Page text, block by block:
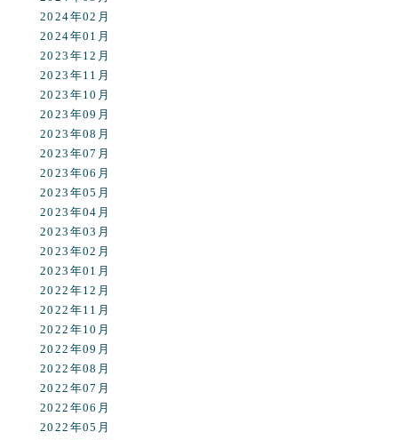
2024年02月
2024年01月
2023年12月
2023年11月
2023年10月
2023年09月
2023年08月
2023年07月
2023年06月
2023年05月
2023年04月
2023年03月
2023年02月
2023年01月
2022年12月
2022年11月
2022年10月
2022年09月
2022年08月
2022年07月
2022年06月
2022年05月